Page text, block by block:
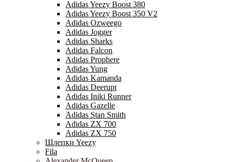
Adidas Yeezy Boost 380
Adidas Yeezy Boost 350 V2
Adidas Ozweego
Adidas Jogger
Adidas Sharks
Adidas Falcon
Adidas Prophere
Adidas Yung
Adidas Kamanda
Adidas Deerupt
Adidas Iniki Runner
Adidas Gazelle
Adidas Stan Smith
Adidas ZX 700
Adidas ZX 750
Шлепки Yeezy
Fila